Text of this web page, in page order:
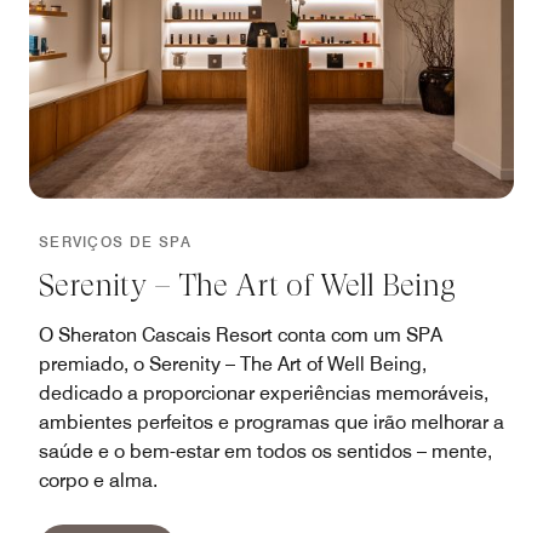
SERVIÇOS DE SPA
Serenity – The Art of Well Being
O Sheraton Cascais Resort conta com um SPA
premiado, o Serenity – The Art of Well Being,
dedicado a proporcionar experiências memoráveis,
ambientes perfeitos e programas que irão melhorar a
saúde e o bem-estar em todos os sentidos – mente,
corpo e alma.